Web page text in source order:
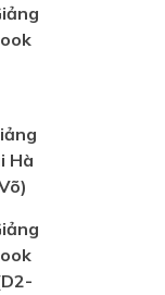
Hà